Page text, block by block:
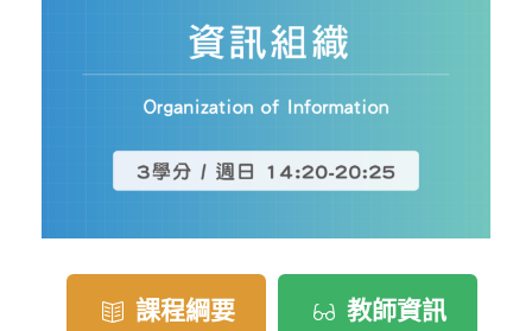
課程綱要 教師資訊